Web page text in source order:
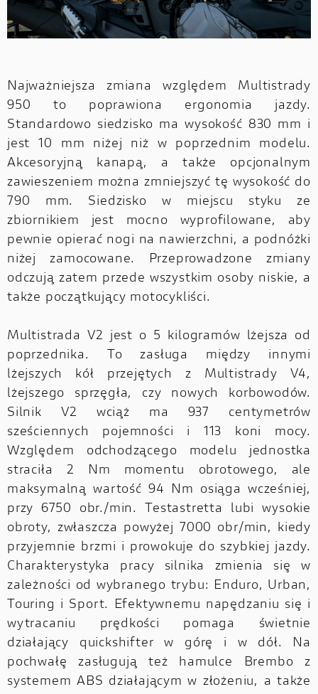
Najważniejsza zmiana względem Multistrady
950 to poprawiona ergonomia jazdy.
Standardowo siedzisko ma wysokość 830 mm i
jest 10 mm niżej niż w poprzednim modelu.
Akcesoryjną kanapą, a także opcjonalnym
zawieszeniem można zmniejszyć tę wysokość do
790 mm. Siedzisko w miejscu styku ze
zbiornikiem jest mocno wyprofilowane, aby
pewnie opierać nogi na nawierzchni, a podnóżki
niżej zamocowane. Przeprowadzone zmiany
odczują zatem przede wszystkim osoby niskie, a
także początkujący motocykliści.
Multistrada V2 jest o 5 kilogramów lżejsza od
poprzednika. To zasługa między innymi
lżejszych kół przejętych z Multistrady V4,
lżejszego sprzęgła, czy nowych korbowodów.
Silnik V2 wciąż ma 937 centymetrów
sześciennych pojemności i 113 koni mocy.
Względem odchodzącego modelu jednostka
straciła 2 Nm momentu obrotowego, ale
maksymalną wartość 94 Nm osiąga wcześniej,
przy 6750 obr./min. Testastretta lubi wysokie
obroty, zwłaszcza powyżej 7000 obr/min, kiedy
przyjemnie brzmi i prowokuje do szybkiej jazdy.
Charakterystyka pracy silnika zmienia się w
zależności od wybranego trybu: Enduro, Urban,
Touring i Sport. Efektywnemu napędzaniu się i
wytracaniu prędkości pomaga świetnie
działający quickshifter w górę i w dół. Na
pochwałę zasługują też hamulce Brembo z
systemem ABS działającym w złożeniu, a także